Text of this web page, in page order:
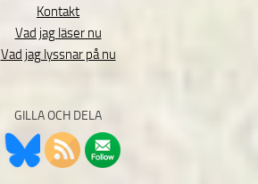
Kontakt
Vad jag läser nu
Vad jag lyssnar på nu
GILLA OCH DELA